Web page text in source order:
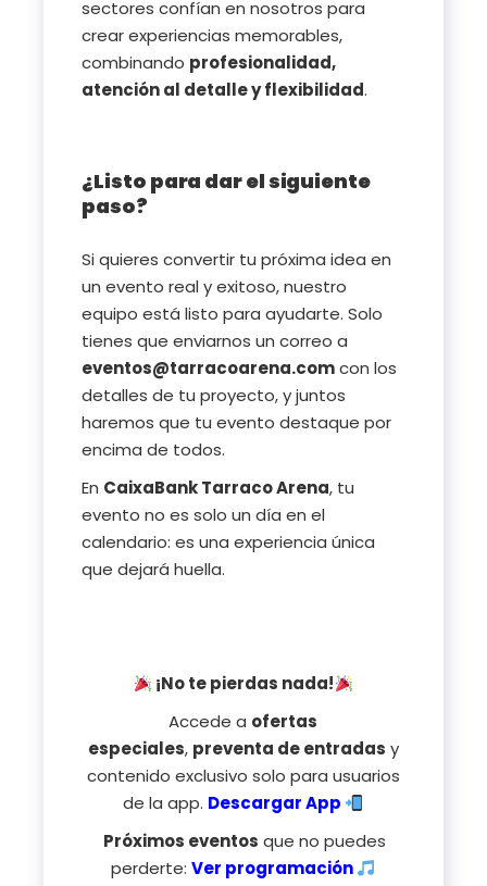
sectores confían en nosotros para
crear experiencias memorables,
combinando profesionalidad,
atención al detalle y flexibilidad.
¿Listo para dar el siguiente
paso?
Si quieres convertir tu próxima idea en
un evento real y exitoso, nuestro
equipo está listo para ayudarte. Solo
tienes que enviarnos un correo a
eventos@tarracoarena.comcon los
detalles de tu proyecto, y juntos
haremos que tu evento destaque por
encima de todos.
En CaixaBank Tarraco Arena, tu
evento no es solo un día en el
calendario: es una experiencia única
que dejará huella.
¡No te pierdas nada!
Accede a ofertas
especiales, preventa de entradas y
contenido exclusivo solo para usuarios
de la app. Descargar App
Próximos eventos que no puedes
perderte:Ver programación